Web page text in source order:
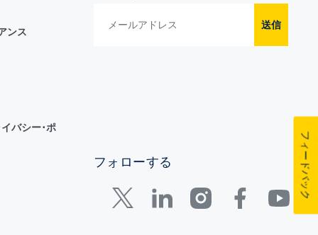
ンス
バシー･ポ
送信
フォローする フィードバック